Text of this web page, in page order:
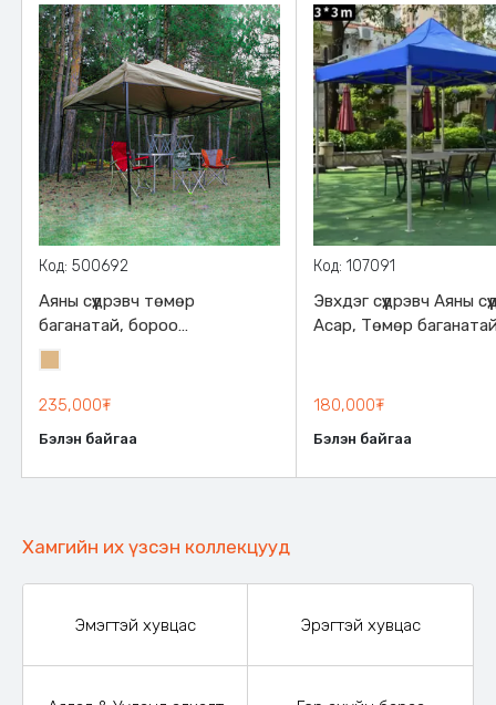
Код: 500692
Аяны сүүдрэвч төмөр
баганатай, бороо
нэвтэрдэггүй зузаан
материалтай, 300*300см
хэмжээтэй, эвхэгддэг,
бариултай ууттай
235,000₮
Бэлэн байгаа
Код: 107091
Эвхдэг сүүдрэвч Аяны
Асар, Төмөр
180,000₮
Бэлэн байгаа
Хамгийн их үзсэн коллекцууд
Эмэгтэй хувцас Эрэгтэй хувцас